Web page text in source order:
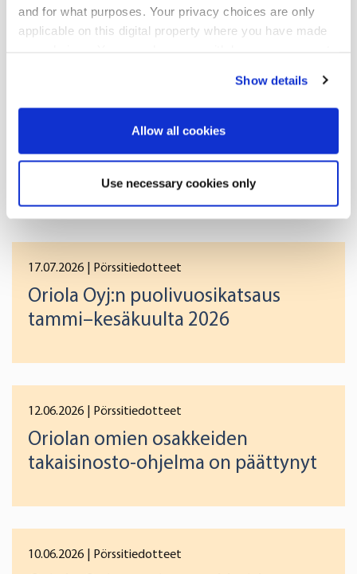
and for what purposes. Your privacy choices are only
applicable on this digital property where you have made
If you allow, we would also like to:
Identify your device by actively scanning it for
Find out more about how your personal data is processed
We use cookies to offer you a better user experience,
Show details
Allow all cookies
Use necessary cookies only
Julkaisija:
Oriola-KD Oyj
Konserniviestintä
Lisää uutisia
17.07.2026 | Pörssitiedotteet
Oriola Oyj:n puolivuosikatsaus
tammi–kesäkuulta 2026
12.06.2026 | Pörssitiedotteet
Oriolan omien osakkeiden
takaisinosto-ohjelma on päättynyt
10.06.2026 | Pörssitiedotteet